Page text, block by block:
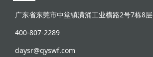
广东省东莞市中堂镇潢涌工业横路2号7栋8层
400-807-2289
daysr@qyswf.com